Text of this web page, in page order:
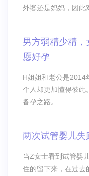
外婆还是妈妈，因此
男方弱精少精，
愿好孕
H姐姐和老公是2014
个人却更加懂得彼此
备孕之路。
两次试管婴儿失
当Z女士看到试管婴
住的留下来，在过去